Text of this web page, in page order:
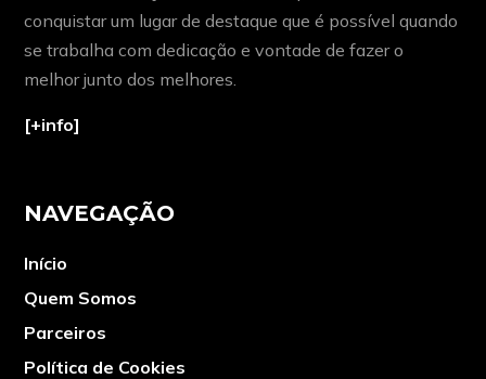
conquistar um lugar de destaque que é possível quando
se trabalha com dedicação e vontade de fazer o
melhor junto dos melhores.
[+info]
NAVEGAÇÃO
Início
Quem Somos
Parceiros
Política de Cookies